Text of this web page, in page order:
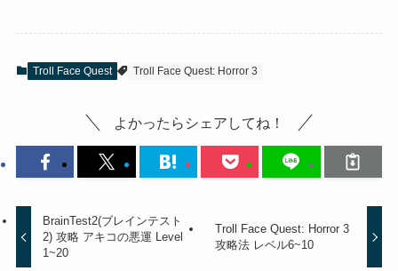
Troll Face Quest Troll Face Quest: Horror 3
よかったらシェアしてね！
BrainTest2(ブレインテスト
2) 攻略 アキコの悪運 Level
1~20
Troll Face Quest: Horror 3
攻略法 レベル6~10